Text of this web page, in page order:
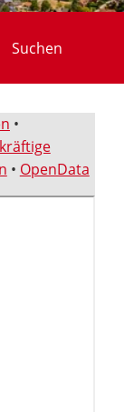
Suchen
•
• OpenData